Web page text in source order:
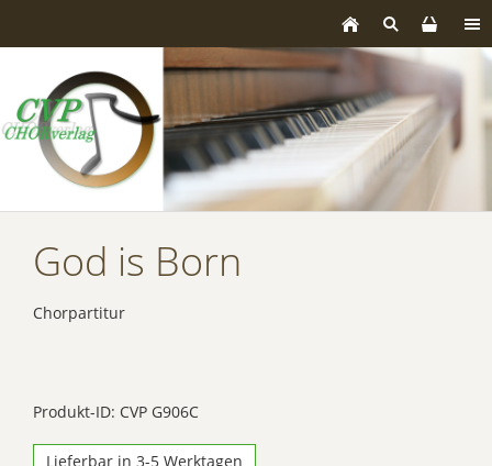
God is Born
Chorpartitur
Produkt-ID: CVP G906C
Lieferbar in 3-5 Werktagen